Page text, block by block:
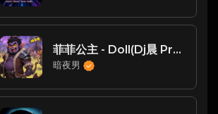
菲菲公主 - Doll(Dj晨 ProgHouse Rmx 2023)
暗夜男